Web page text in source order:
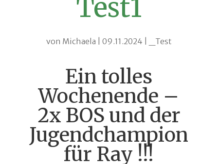
Test1
von Michaela 09.11.2024 _Test
Ein tolles
Wochenende –
2x BOS und der
Jugendchampion
für Ray !!!